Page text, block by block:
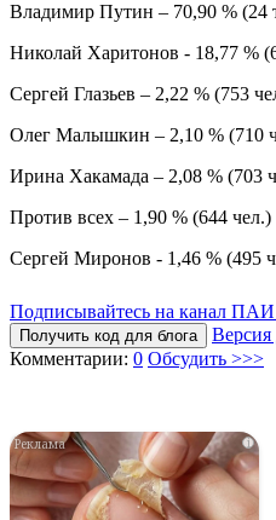
Владимир Путин – 70,90 % (24
Николай Харитонов - 18,77 %
Сергей Глазьев – 2,22 % (753
Олег Малышкин – 2,10 % (710
Ирина Хакамада – 2,08 % (703
Против всех – 1,90 % (644 чел.)
Сергей Миронов - 1,46 % (495
Подписывайтесь на канал
Получить код для блога
Версия
Комментарии: 0 Обсудить >>>
i